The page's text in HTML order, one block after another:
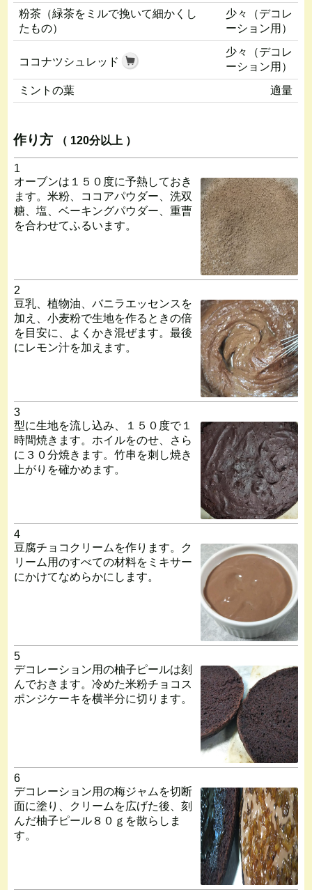
粉茶（緑茶をミルで挽いて細かくし
たもの）
少々（デコレ
ーション用）
ココナツシュレッド
少々（デコレ
ーション用）
ミントの葉
適量
作り方 （ 120分以上 ）
1
オーブンは１５０度に予熱しておき
ます。米粉、ココアパウダー、洗双
糖、塩、ベーキングパウダー、重曹
を合わせてふるいます。
2
豆乳、植物油、バニラエッセンスを
加え、小麦粉で生地を作るときの倍
を目安に、よくかき混ぜます。最後
にレモン汁を加えます。
3
型に生地を流し込み、１５０度で１
時間焼きます。ホイルをのせ、さら
に３０分焼きます。竹串を刺し焼き
上がりを確かめます。
4
豆腐チョコクリームを作ります。ク
リーム用のすべての材料をミキサー
にかけてなめらかにします。
5
デコレーション用の柚子ピールは刻
んでおきます。冷めた米粉チョコス
ポンジケーキを横半分に切ります。
6
デコレーション用の梅ジャムを切断
面に塗り、クリームを広げた後、刻
んだ柚子ピール８０ｇを散らしま
す。